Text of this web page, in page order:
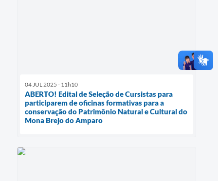
04 JUL 2025 - 11h10
ABERTO! Edital de Seleção de Cursistas para
participarem de oficinas formativas para a
conservação do Patrimônio Natural e Cultural do
Mona Brejo do Amparo